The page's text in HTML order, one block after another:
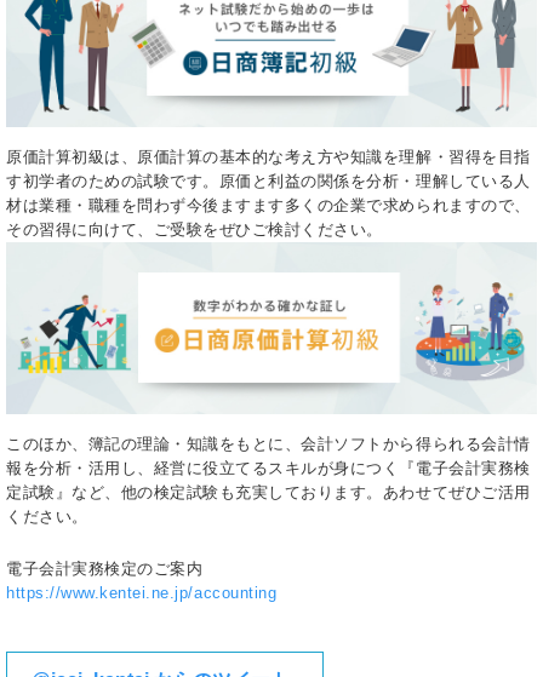
原価計算初級は、原価計算の基本的な考え方や知識を理解・習得を目指
す初学者のための試験です。原価と利益の関係を分析・理解している人
材は業種・職種を問わず今後ますます多くの企業で求められますので、
その習得に向けて、ご受験をぜひご検討ください。
このほか、簿記の理論・知識をもとに、会計ソフトから得られる会計情
報を分析・活用し、経営に役立てるスキルが身につく『電子会計実務検
定試験』など、他の検定試験も充実しております。あわせてぜひご活用
ください。
電子会計実務検定のご案内
https://www.kentei.ne.jp/accounting